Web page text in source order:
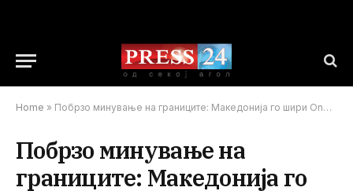
Home » Побрзо минување на границите: Македонија го шири One Stop системот
Побрзо минување на
границите: Македонија го